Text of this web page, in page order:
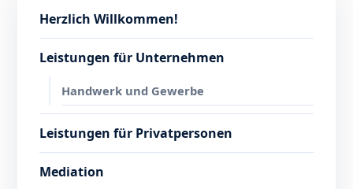
Herzlich Willkommen!
Leistungen für Unternehmen
Handwerk und Gewerbe
Leistungen für Privatpersonen
Mediation